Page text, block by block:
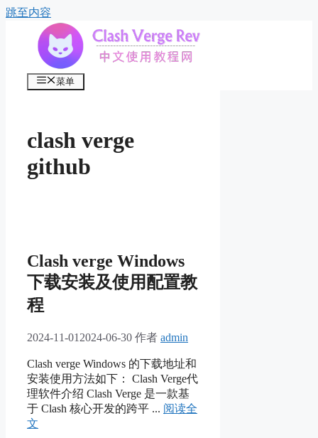
跳至内容
菜单
clash verge
github
Clash verge Windows
下载安装及使用配置教
程
2024-11-01 2024-06-30 作者 admin
Clash verge Windows 的下载地址和
安装使用方法如下： Clash Verge代
理软件介绍 Clash Verge 是一款基
于 Clash 核心开发的跨平 ... 阅读全
文